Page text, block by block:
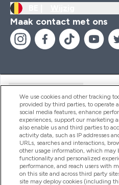
Maak contact met ons
Producten
Company Information
We use cookies and other tracking
provided by third parties, to operate
social media features, enhance
experiences, support our marketing
also enable us and third parties to
activity data, such as IP addresses
URLs, searches and interactions,
other usage information, which may
functionality and personalized
performance, and reach users with
on this site and across third party
site may deploy cookies (including